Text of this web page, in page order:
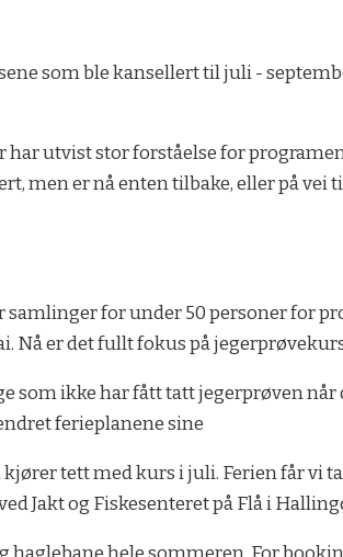
som ble kansellert til juli -
utvist stor forståelse for
men er nå enten tilbake, eller på vei
for under 50 personer for
Nå er det fullt fokus på
som ikke har fått tatt jegerprøven
ferieplanene sine
tett med kurs i juli. Ferien får vi
Jakt og Fiskesenteret på Flå i